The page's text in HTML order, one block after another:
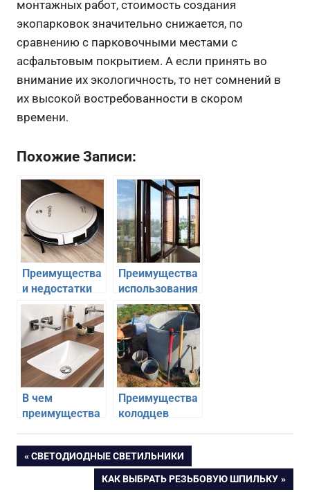
монтажных работ, стоимость создания
экопарковок значительно снижается, по
сравнению с парковочными местами с
асфальтовым покрытием. А если принять во
внимание их экологичность, то нет сомнений в
их высокой востребованности в скором
времени.
Похожие Записи:
Преимущества
и недостатки
робота-
пылесоса
Преимущества
использования
металлопластиковых
окон
В чем
преимущества
столешницу
умывальников
Преимущества
колодцев
Навигация
ПРЕДЫДУЩАЯ
СВЕТОДИОДНЫЕ СВЕТИЛЬНИКИ
СЛЕДУЮЩАЯ
КАК ВЫБРАТЬ РЕЗЬБОВУЮ ШПИЛЬКУ